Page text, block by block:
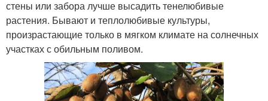
стены или забора лучше высадить тенелюбивые
растения. Бывают и теплолюбивые культуры,
произрастающие только в мягком климате на солнечных
участках с обильным поливом.